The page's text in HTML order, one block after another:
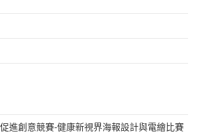
進創意競賽-健康新視界海報設計與電繪比賽